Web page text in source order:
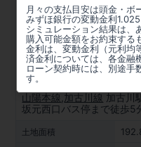
月々の支払目安は頭金・ボ
みずほ銀行の変動金利
シミュレーション結果は、
購入可能金額をお約束する
金利は、変動金利（元利均
済金利については、各金融
ローン契約時には、別途手
す。
所在地
兵庫県加古川市野口町坂
周辺
アクセス
山陽本線 加古川線 加古川
坂元西口バス停まで徒歩5
土地面積